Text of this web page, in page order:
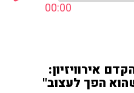
00:00
אירוויזיון:
הפך לעצוב"